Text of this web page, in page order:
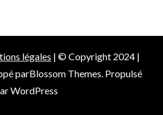
légales | © Copyright 2024 |
parBlossom Themes . Propulsé
WordPress